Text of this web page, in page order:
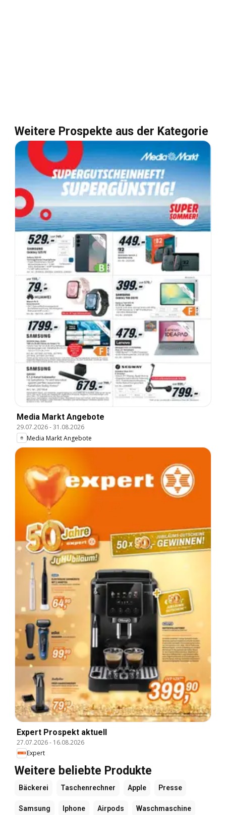
Weitere Prospekte aus der Kategorie
Media Markt Angebote
29.07.2026-31.08.2026
Media Markt Angebote
Expert Prospekt aktuell
27.07.2026- 16.08.2026
Expert
Weitere beliebte Produkte
Bäckerei Taschenrechner Apple Presse
Samsung Iphone Airpods Waschmaschine